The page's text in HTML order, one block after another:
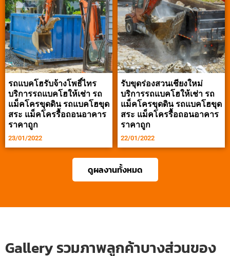
รถแบคโฮรับจ้างโพธิ์ไทร
บริการรถแบคโฮให้เช่า รถ
แม็คโครขุดดิน รถแบคโฮขุด
สระ แม็คโครรื้อถอนอาคาร
ราคาถูก
23/01/2022
รับขุดร่องสวนเชียงใหม่
บริการรถแบคโฮให้เช่า รถ
แม็คโครขุดดิน รถแบคโฮขุด
สระ แม็คโครรื้อถอนอาคาร
ราคาถูก
22/01/2022
ดูผลงานทั้งหมด
Gallery รวมภาพลูกค้าบางส่วนของ